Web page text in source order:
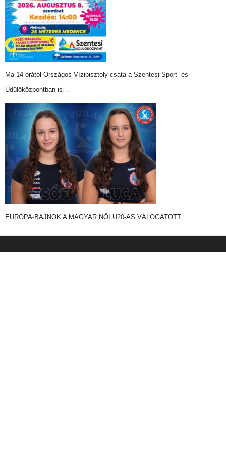
Ma 14 órától Országos Vízipisztoly-csata a Szentesi Sport- és
Üdülőközpontban is…
EURÓPA-BAJNOK A MAGYAR NŐI U20-AS VÁLOGATOTT…